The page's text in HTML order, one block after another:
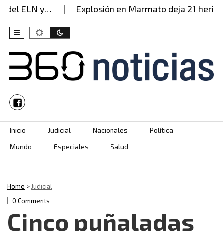
ELN y… Explosión en Marmato deja 21
Skip to content
Inicio Judicial Nacionales
Política
Mundo
Especiales Salud
Home >Judicial
0 Comments
Cinco puñaladas